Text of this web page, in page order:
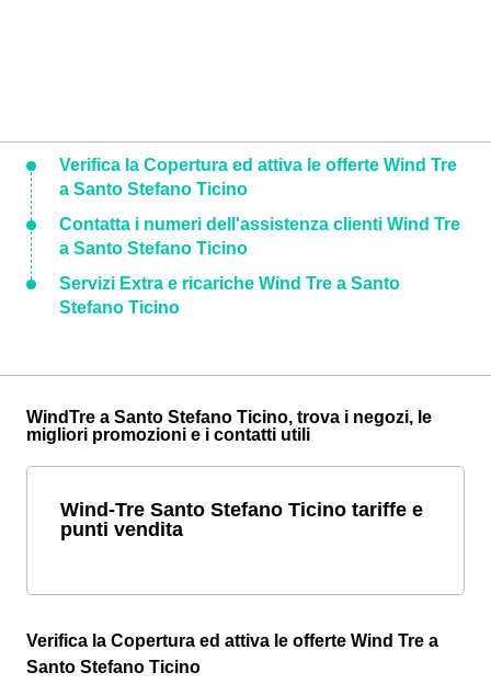
Verifica la Copertura ed attiva le offerte Wind Tre
a Santo Stefano Ticino
Contatta i numeri dell'assistenza clienti Wind Tre
a Santo Stefano Ticino
Servizi Extra e ricariche Wind Tre a Santo
Stefano Ticino
WindTre a Santo Stefano Ticino, trova i negozi, le
migliori promozioni e i contatti utili
Wind-Tre Santo Stefano Ticino tariffe e
punti vendita
Verifica la Copertura ed attiva le offerte Wind Tre a
Santo Stefano Ticino